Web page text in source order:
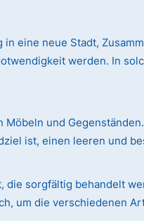
eine neue Stadt,
werden. In
und
ist, einen leeren und
die sorgfältig behandelt
um die verschiedenen